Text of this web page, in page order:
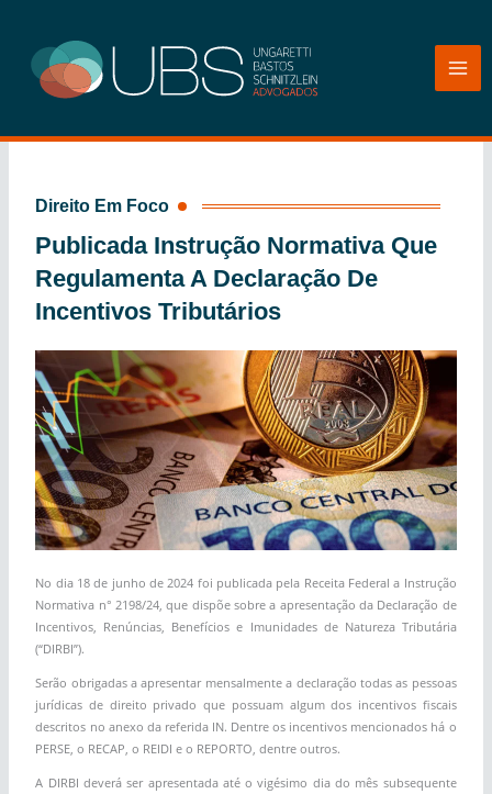
conteúdo
Direito Em Foco
Publicada Instrução Normativa Que
Regulamenta A Declaração De
Incentivos Tributários
No dia 18 de junho de 2024 foi publicada pela Receita Federal a Instrução
Normativa n° 2198/24, que dispõe sobre a apresentação da Declaração de
Incentivos, Renúncias, Benefícios e Imunidades de Natureza Tributária
(“DIRBI”).
Serão obrigadas a apresentar mensalmente a declaração todas as pessoas
jurídicas de direito privado que possuam algum dos incentivos fiscais
descritos no anexo da referida IN. Dentre os incentivos mencionados há o
PERSE, o RECAP, o REIDI e o REPORTO, dentre outros.
A DIRBI deverá ser apresentada até o vigésimo dia do mês subsequente